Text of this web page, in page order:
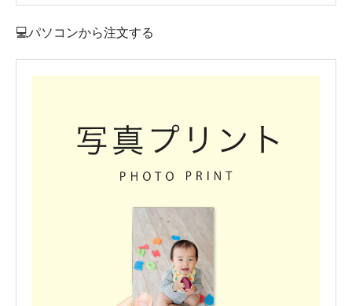
💻パソコンから注文する